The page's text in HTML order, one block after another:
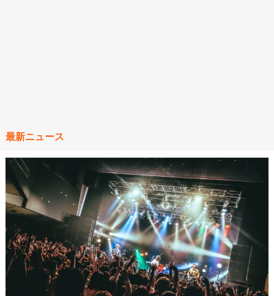
最新ニュース